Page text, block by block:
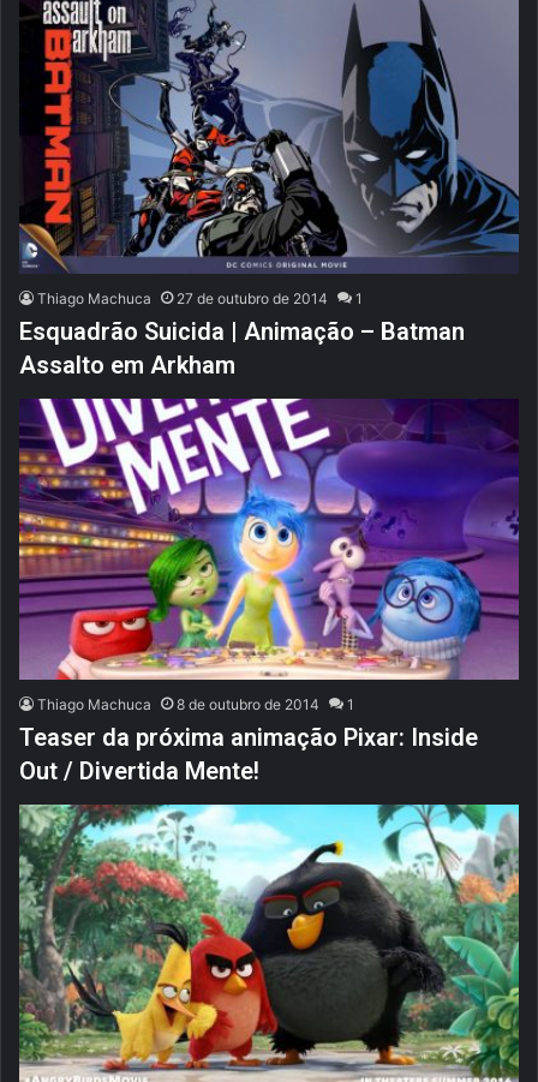
Thiago Machuca 27 de outubro de 2014 1
Esquadrão Suicida | Animação – Batman
Assalto em Arkham
Thiago Machuca 8 de outubro de 2014 1
Teaser da próxima animação Pixar: Inside
Out / Divertida Mente!